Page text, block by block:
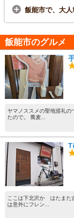
飯能市で、大
飯能市のグルメ
ヤマノススメの聖地巡礼の
たので。 蕎麦...
ここは下北沢か はたまた
は意外にフレン...